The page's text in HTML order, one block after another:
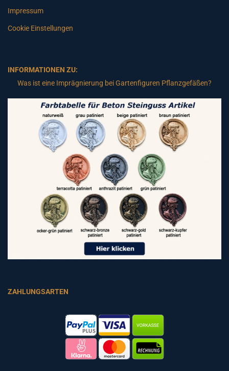
Impressum
Cookie Einstellungen
INFORMATIONEN ZU:
Was ist eine Imprägnierung bei Gartenfiguren Pflanzgefäßen?
ZAHLUNGSARTEN